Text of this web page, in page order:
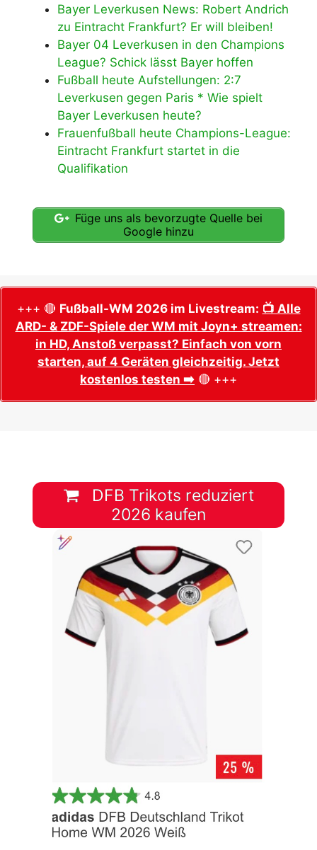
Bayer Leverkusen News: Robert Andrich
zu Eintracht Frankfurt? Er will bleiben!
Bayer 04 Leverkusen in den Champions
League? Schick lässt Bayer hoffen
Fußball heute Aufstellungen: 2:7
Leverkusen gegen Paris * Wie spielt
Bayer Leverkusen heute?
Frauenfußball heute Champions-League:
Eintracht Frankfurt startet in die
Qualifikation
Füge uns als bevorzugte Quelle bei
Google hinzu
+++ 🔴 Fußball-WM 2026 im Livestream: 📺 Alle
ARD- & ZDF-Spiele der WM mit Joyn+ streamen:
in HD, Anstoß verpasst? Einfach von vorn
starten, auf 4 Geräten gleichzeitig. Jetzt
kostenlos testen ➡️ 🔴 +++
DFB Trikots reduziert
2026 kaufen